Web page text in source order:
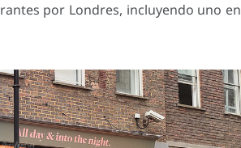
por Londres, incluyendo uno en